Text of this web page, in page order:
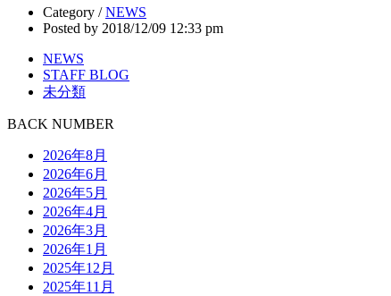
Category /NEWS
Posted by 2018/12/09 12:33 pm
NEWS
STAFF BLOG
未分類
BACK NUMBER
2026年8月
2026年6月
2026年5月
2026年4月
2026年3月
2026年1月
2025年12月
2025年11月